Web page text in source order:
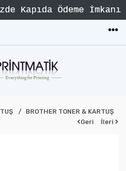
BROTHER TONER & KARTUŞ
Geri
İleri